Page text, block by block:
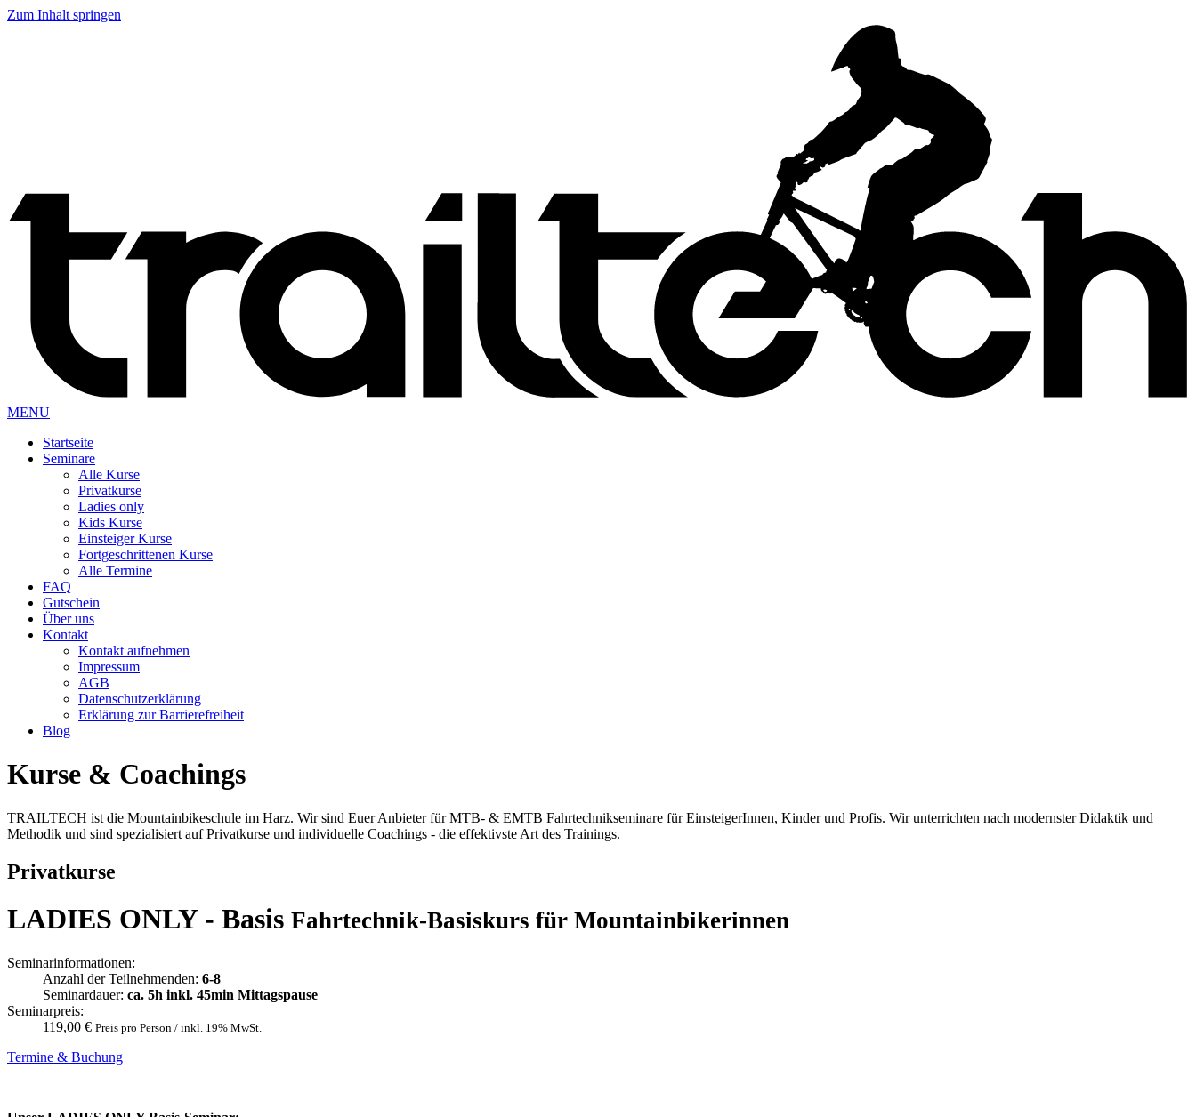
Zum Inhalt springen
MENU
Startseite
Seminare
Alle Kurse
Privatkurse
Ladies only
Kids Kurse
Einsteiger Kurse
Fortgeschrittenen Kurse
Alle Termine
FAQ
Gutschein
Über uns
Kontakt
Kontakt aufnehmen
Impressum
AGB
Datenschutzerklärung
Erklärung zur Barrierefreiheit
Blog
Kurse & Coachings
TRAILTECH ist die Mountainbikeschule im Harz. Wir sind Euer Anbieter für MTB- & EMTB Fahrtechnikseminare für EinsteigerInnen, Kinder und Profis. Wir unterrichten nach modernster Didaktik und
Methodik und sind spezialisiert auf Privatkurse und individuelle Coachings - die effektivste Art des Trainings.
Privatkurse
LADIES ONLY - Basis Fahrtechnik-Basiskurs für Mountainbikerinnen
Seminarinformationen:
Anzahl der Teilnehmenden: 6-8
Seminardauer: ca. 5h inkl. 45min Mittagspause
Seminarpreis:
119,00 € Preis pro Person / inkl. 19% MwSt.
Termine & Buchung